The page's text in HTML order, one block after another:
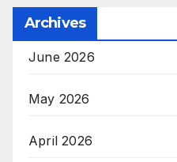
Archives
June 2026
May 2026
April 2026